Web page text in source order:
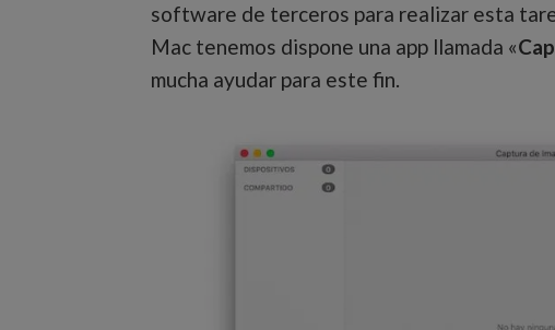
software de terceros para realizar esta
Mac tenemos dispone una app llamada «
mucha ayudar para este fin.